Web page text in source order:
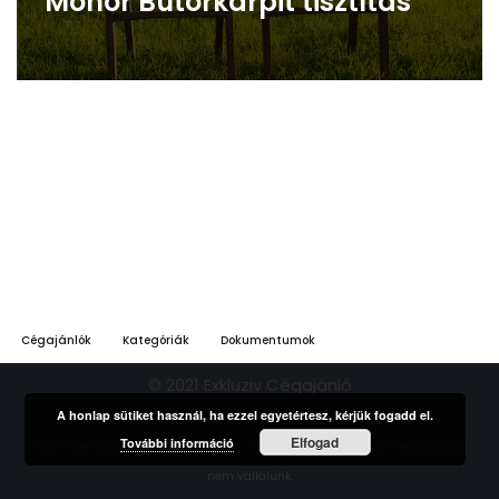
Cégajánlók Kategóriák Dokumentumok
© 2021 Exkluziv Cégajánló
*ÁSZF-ben rögzített feltételek szerint. | A hirdetések tartalmáért felelősséget
A honlap sütiket használ, ha ezzel egyetértesz, kérjük fogadd el.
További információ
Elfogad